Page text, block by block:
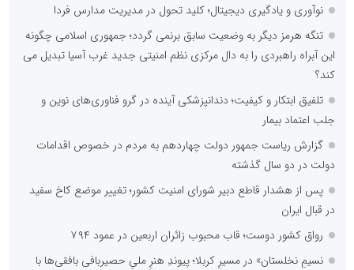
نوآوری و یادگیری دیجیتال؛ کلید تحول در مدیریت مدارس فردا
تنگه هرمز دیگر به وضعیت سابق برنمی گردد؛ جمهوری اسلامی چگونه
این آبراه راهبردی را به دال مرکزی نظم امنیتی جدید غرب آسیا تبدیل می
کند؟
تلفیق ابتکار و کیفیت؛ دندانپزشکی آینده در گرو فناوری‌های نوین و
جلب اعتماد بیمار
گزارش ریاست جمهور دولت چهاردهم به مردم در خصوص اقدامات
دولت در دو سال گذشته
پس از هشدار قاطع دبیر شورای امنیت کشور؛ تغییر موضع کاخ سفید
در قبال ایران
رواق کشور دوست؛ قاب محبوب زائران اربعین در عمود ۷۹۴
نسیمِ نخلستان» در مسیرِ کربلا؛ پیوندِ هنرِ ملیِ حصیربافی بافقی‌ها با